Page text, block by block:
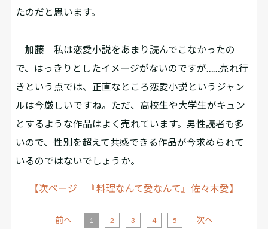
たのだと思います。
加藤 私は恋愛小説をあまり読んでこなかったの
で、はっきりとしたイメージがないのですが……売れ行
きという点では、正直なところ恋愛小説というジャン
ルは今厳しいですね。ただ、高校生や大学生がキュン
とするような作品はよく売れています。男性読者も多
いので、性別を超えて共感できる作品が今求められて
いるのではないでしょうか。
【次ページ 『料理なんて愛なんて』佐々木愛】
前へ 1 2 3 4 5
次へ